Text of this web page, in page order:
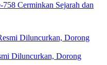
Cerminkan Sejarah dan
Diluncurkan, Dorong